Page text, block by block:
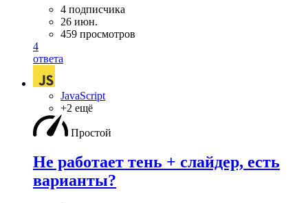
4 подписчика
26 июн.
459 просмотров
4
ответа
JavaScript
+2 ещё
Простой
Не работает тень + слайдер, есть
варианты?